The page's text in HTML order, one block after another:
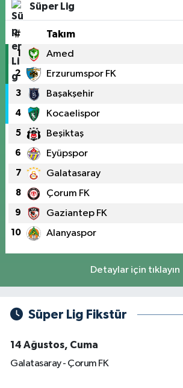
Süper Lig
# Takım
1 Amed
2 Erzurumspor FK
3 Başakşehir
4 Kocaelispor
5 Beşiktaş
6 Eyüpspor
7 Galatasaray
8 Çorum FK
9 Gaziantep FK
10 Alanyaspor
Detaylar için tıklayın
Süper Lig Fikstür
14 Ağustos, Cuma
Galatasaray - Çorum FK